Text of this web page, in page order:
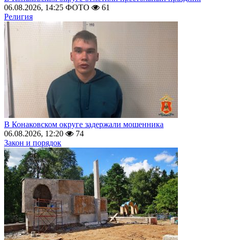
06.08.2026, 14:25 ФОТО
61
Религия
В Конаковском округе задержали мошенника
06.08.2026, 12:20
74
Закон и порядок